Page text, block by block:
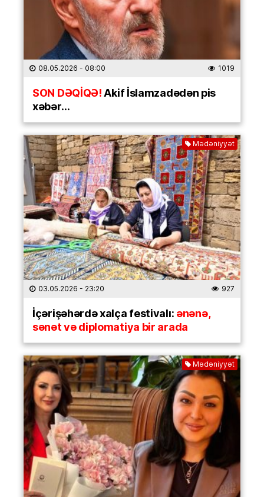
08.05.2026 - 08:00 1019
SON DƏQİQƏ!Akif İslamzadədən pis
xəbər…
Mədəniyyət
03.05.2026 - 23:20 927
İçərişəhərdə xalça festivalı:ənənə,
sənət və diplomatiya bir arada
Mədəniyyət